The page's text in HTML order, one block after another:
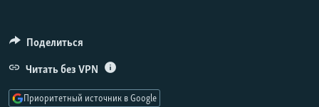
ПОДПИШИТЕСЬ НА РАССЫЛКУ
СОЦИАЛЬНЫЕ СЕТИ
Поделиться
Читать без VPN
Приоритетный источник в Google